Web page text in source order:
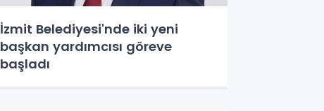
İzmit Belediyesi'nde iki yeni
başkan yardımcısı göreve
başladı